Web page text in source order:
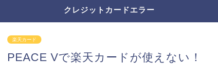
クレジットカードエラー
楽天カード
PEACE Vで楽天カードが使えない！